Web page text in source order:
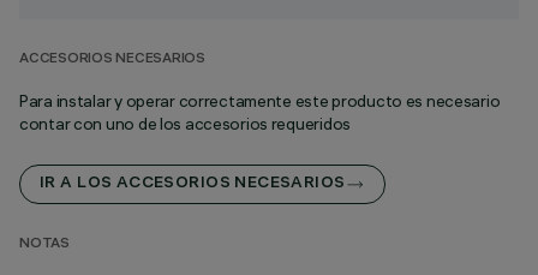
ACCESORIOS NECESARIOS
Para instalar y operar correctamente este producto es necesario
contar con uno de los accesorios requeridos
IR A LOS ACCESORIOS NECESARIOS
NOTAS